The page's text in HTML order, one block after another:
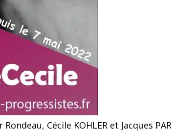
Cécile KOHLER et Jacques